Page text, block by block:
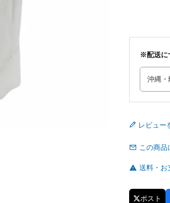
※配送に
レビュー
この商品
送料・お
ポスト